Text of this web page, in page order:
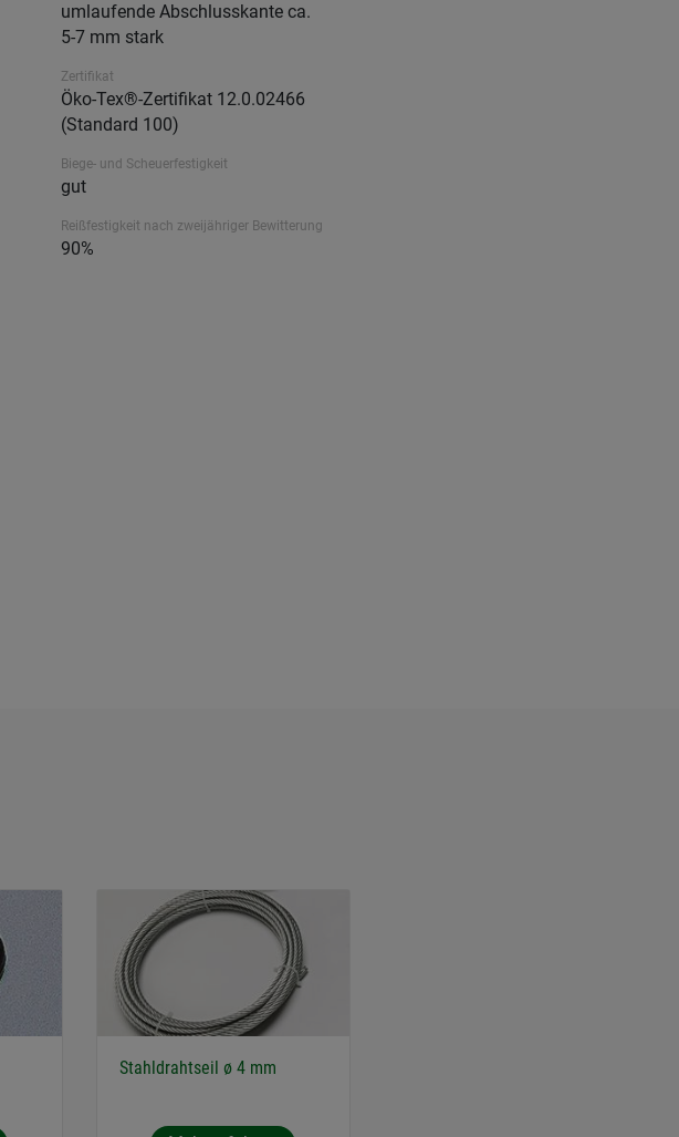
umlaufende Abschlusskante ca.
5-7 mm stark
Zertifikat
Öko-Tex®-Zertifikat 12.0.02466
(Standard 100)
Biege- und Scheuerfestigkeit
gut
Reißfestigkeit nach zweijähriger Bewitterung
90%
Stahldrahtseil ø 4 mm